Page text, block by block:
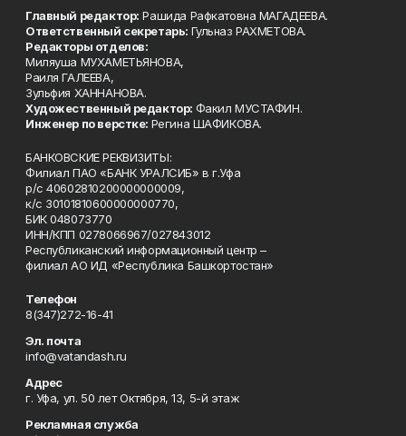
Главный редактор: Рашида Рафкатовна МАГАДЕЕВА.
Ответственный секретарь: Гульназ РАХМЕТОВА.
Редакторы отделов:
Миляуша МУХАМЕТЬЯНОВА,
Раиля ГАЛЕЕВА,
Зульфия ХАННАНОВА.
Художественный редактор: Факил МУСТАФИН.
Инженер по верстке: Регина ШАФИКОВА.
БАНКОВСКИЕ РЕКВИЗИТЫ:
Филиал ПАО «БАНК УРАЛСИБ» в г.Уфа
р/с 40602810200000000009,
к/с 30101810600000000770,
БИК 048073770
ИНН/КПП 0278066967/027843012
Республиканский информационный центр –
филиал АО ИД «Республика Башкортостан»
Телефон
8(347)272-16-41
Эл. почта
info@vatandash.ru
Адрес
г. Уфа, ул. 50 лет Октября, 13, 5-й этаж
Рекламная служба